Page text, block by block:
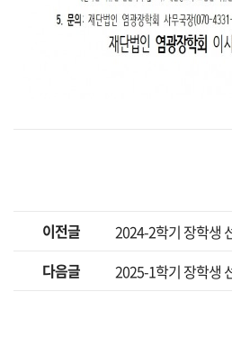
이전글
2024-2학기 장학생
다음글
2025-1학기 장학생